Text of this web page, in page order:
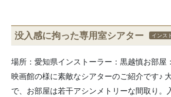
没入感に拘った専用室シアター インス
場所：愛知県インストーラー：黒越慎お部屋
映画館の様に素敵なシアターのご紹介です♪
で、お部屋は若干アシンメトリーな間取り。